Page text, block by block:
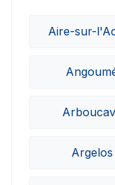
Aire-sur-
Argelos